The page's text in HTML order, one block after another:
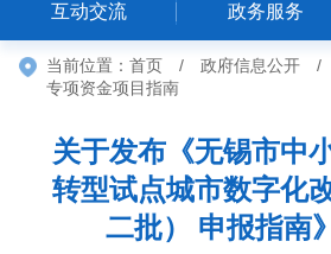
互动交流
政务服务
当前位置： 首页 / 政府信息公开 /
专项资金项目指南
关于发布《无锡市中
转型试点城市数字化
二批） 申报指南